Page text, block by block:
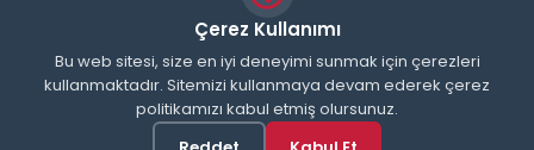
Çerez Kullanımı
Bu web sitesi, size en iyi deneyimi sunmak için çerezleri
kullanmaktadır. Sitemizi kullanmaya devam ederek çerez
politikamızı kabul etmiş olursunuz.
// Side Widget Resim Fix (Dosya önbelleğini aşmak için
inline ekliyoruz) function suhut_widget_image_fix() {
echo ''; } add_action('wp_head',
'suhut_widget_image_fix'); // JavaScript ile sticky